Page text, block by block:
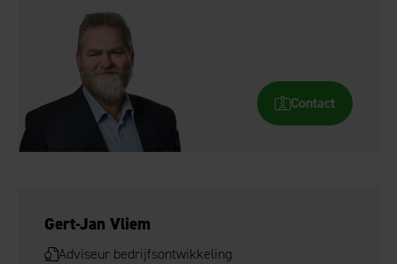
Contact
Gert-Jan Vliem
Adviseur bedrijfsontwikkeling